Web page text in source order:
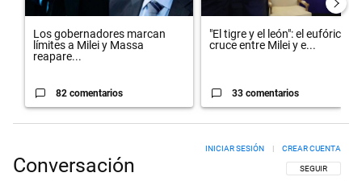
Los gobernadores marcan
límites a Milei y Massa
reapare...
82 comentarios
"El tigre y el león": el eufórico
cruce entre Milei y e...
33 comentarios
Conversación SIGA ESTA
SEGUIR
INICIAR SESIÓN CREAR CUENTA